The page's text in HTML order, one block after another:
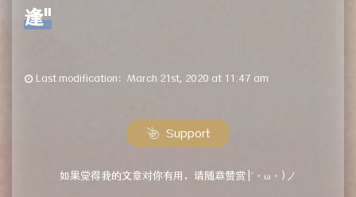
逢"
Last modification：March 21st, 2020 at 11:47 am
Support
如果觉得我的文章对你有用，请随意赞赏 |´・ω・)ノ